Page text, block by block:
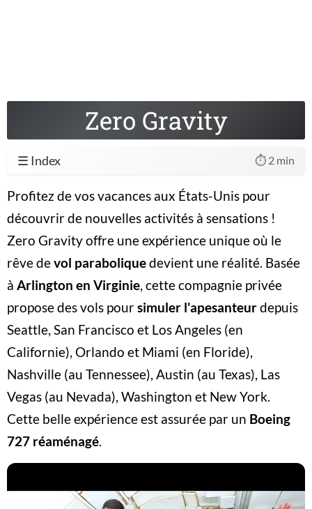
Zero Gravity
☰ Index ⏱️ 2 min
Profitez de vos vacances aux États-Unis pour
découvrir de nouvelles activités à sensations !
Zero Gravity offre une expérience unique où le
rêve devol paraboliquedevient une réalité. Basée
à Arlington en Virginie, cette compagnie privée
propose des vols poursimuler l'apesanteurdepuis
Seattle, San Francisco et Los Angeles (en
Californie), Orlando et Miami (en Floride),
Nashville (au Tennessee), Austin (au Texas), Las
Vegas (au Nevada), Washington et New York.
Cette belle expérience est assurée par un Boeing
727 réaménagé.